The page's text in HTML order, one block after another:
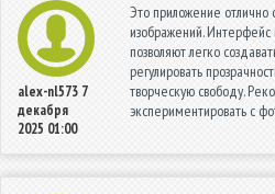
alex-nl573 7
декабря
2025 01:00
Это приложение отлично
изображений. Интерфейс
позволяют легко
регулировать
творческую свободу.
экспериментировать с